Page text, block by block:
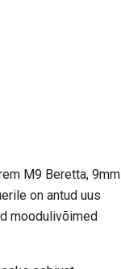
M9 Beretta, 9mm
on antud uus
moodulivõimed